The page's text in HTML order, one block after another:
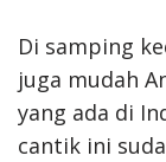
Di samping
juga mudah
yang ada di
cantik ini